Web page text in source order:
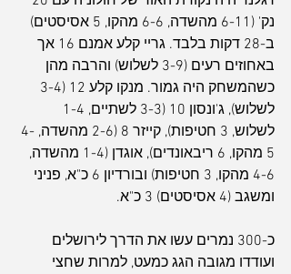
נק' (6-11 מהשדה, 6-6 מהקו, 5 אסיסטים)
ב-28 דקות בלבד. גריי קלע אמנם 16 אך
באחוזים רעים (3-9 לשלוש) והרבה מהן
לשלוש, 3 חטיפות), קייזר 8 (2-6 מהשדה, 4-
5 מהקו, 6 ריבאונדים), אוגדן (1-4 מהשדה,
4-6 מהקו, 3 חטיפות) ובורדיון 6 כ"א, פניני
ומשגב (4 אסיסטים) 3 כ"א.
כ-300 נמרים עשו את הדרך לירושלים
ועודדו מגובה הגג כמעט, למרות שחצי